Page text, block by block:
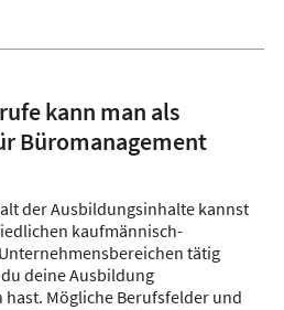
kann man als
Büromanagement
der Ausbildungsinhalte kannst
kaufmännisch-
tätig
deine Ausbildung
hast. Mögliche Berufsfelder und